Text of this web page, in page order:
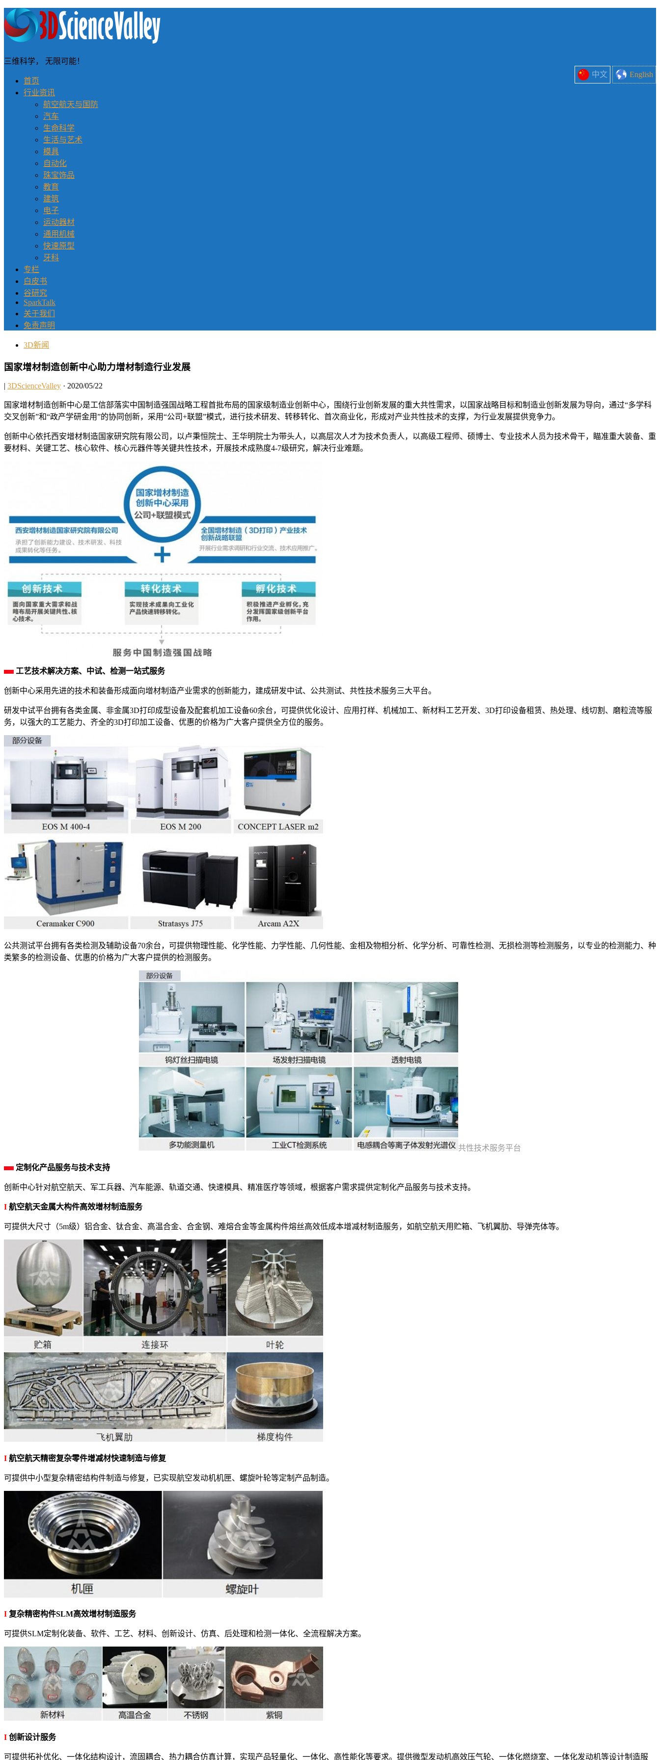
中文 English
三维科学， 无限可能！
首页
行业资讯
航空航天与国防
汽车
生命科学
生活与艺术
模具
自动化
珠宝饰品
教育
建筑
电子
运动器材
通用机械
快速原型
牙科
专栏
白皮书
谷研究
SparkTalk
关于我们
免责声明
3D新闻
国家增材制造创新中心助力增材制造行业发展
| 3DScienceValley · 2020/05/22
国家增材制造创新中心是工信部落实中国制造强国战略工程首批布局的国家级制造业创新中心，围绕行业创新发展的重大共性需求，以国家战略目标和制造业创新发展为导向，通过“多学科
交叉创新”和“政产学研金用”的协同创新，采用“公司+联盟”模式，进行技术研发、转移转化、首次商业化，形成对产业共性技术的支撑，为行业发展提供竞争力。
创新中心依托西安增材制造国家研究院有限公司，以卢秉恒院士、王华明院士为带头人，以高层次人才为技术负责人，以高级工程师、硕博士、专业技术人员为技术骨干，瞄准重大装备、重
要材料、关键工艺、核心软件、核心元器件等关键共性技术，开展技术成熟度4-7级研究，解决行业难题。
工艺技术解决方案、中试、检测一站式服务
创新中心采用先进的技术和装备形成面向增材制造产业需求的创新能力，建成研发中试、公共测试、共性技术服务三大平台。
研发中试平台拥有各类金属、非金属3D打印成型设备及配套机加工设备60余台，可提供优化设计、应用打样、机械加工、新材料工艺开发、3D打印设备租赁、热处理、线切割、磨粒流等服
务，以强大的工艺能力、齐全的3D打印加工设备、优惠的价格为广大客户提供全方位的服务。
公共测试平台拥有各类检测及辅助设备70余台，可提供物理性能、化学性能、力学性能、几何性能、金相及物相分析、化学分析、可靠性检测、无损检测等检测服务，以专业的检测能力、种
类繁多的检测设备、优惠的价格为广大客户提供的检测服务。
共性技术服务平台
定制化产品服务与技术支持
创新中心针对航空航天、军工兵器、汽车能源、轨道交通、快速模具、精准医疗等领域，根据客户需求提供定制化产品服务与技术支持。
I 航空航天金属大构件高效增材制造服务
可提供大尺寸（5m级）铝合金、钛合金、高温合金、合金钢、难熔合金等金属构件熔丝高效低成本增减材制造服务，如航空航天用贮箱、飞机翼肋、导弹壳体等。
I 航空航天精密复杂零件增减材快速制造与修复
可提供中小型复杂精密结构件制造与修复，已实现航空发动机机匣、螺旋叶轮等定制产品制造。
I 复杂精密构件SLM高效增材制造服务
可提供SLM定制化装备、软件、工艺、材料、创新设计、仿真、后处理和检测一体化、全流程解决方案。
I 创新设计服务
可提供拓补优化、一体化结构设计，流固耦合、热力耦合仿真计算，实现产品轻量化、一体化、高性能化等要求。提供微型发动机高效压气轮、一体化燃烧室、一体化发动机等设计制造服